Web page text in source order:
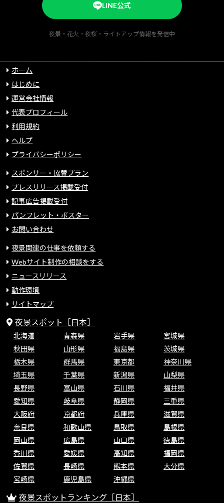
LINE公式
夜景・花火・夜桜・ライトアップ情報を発信中
ホーム
はじめに
運営会社情報
代表プロフィール
利用規約
ヘルプ
プライバシーポリシー
スポンサー・協賛プラン
プレスリリース掲載受付
記事広告掲載受付
パンフレット・ポスター
お問い合わせ
夜景関連の仕事を依頼する
Webサイト制作の相談をする
ニュースリリース
動作環境
サイトマップ
夜景スポット［日本］
北海道 青森県 岩手県
宮城県
秋田県
山形県 福島県
茨城県
栃木県
群馬県 東京都
神奈川県
埼玉県
千葉県 新潟県
山梨県
長野県
富山県 石川県
福井県
愛知県
岐阜県 静岡県
三重県
大阪府
京都府 兵庫県
滋賀県
奈良県
和歌山県 鳥取県
島根県
岡山県
広島県 山口県
徳島県
香川県
愛媛県 高知県
福岡県
佐賀県
長崎県 熊本県
大分県
宮崎県
鹿児島県 沖縄県
夜景スポットランキング［日本］